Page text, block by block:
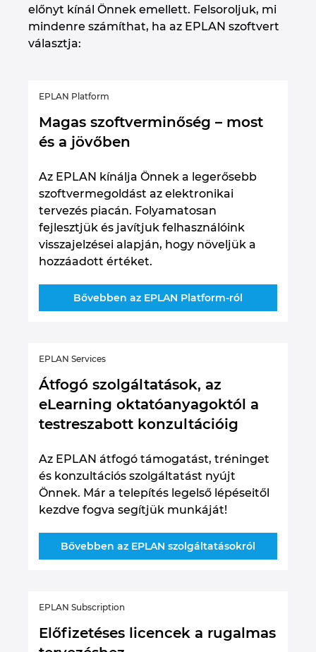
előnyt kínál Önnek emellett. Felsoroljuk, mi
mindenre számíthat, ha az EPLAN szoftvert
választja:
EPLAN Platform
Magas szoftverminőség – most
és a jövőben
Az EPLAN kínálja Önnek a legerősebb
szoftvermegoldást az elektronikai
tervezés piacán. Folyamatosan
fejlesztjük és javítjuk felhasználóink
visszajelzései alapján, hogy növeljük a
hozzáadott értéket.
Bővebben az EPLAN Platform-ról
EPLAN Services
Átfogó szolgáltatások, az
eLearning oktatóanyagoktól a
testreszabott konzultációig
Az EPLAN átfogó támogatást, tréninget
és konzultációs szolgáltatást nyújt
Önnek. Már a telepítés legelső lépéseitől
kezdve fogva segítjük munkáját!
Bővebben az EPLAN szolgáltatásokról
EPLAN Subscription
Előfizetéses licencek a rugalmas